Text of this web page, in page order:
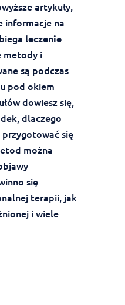
artykuły,
informacje na
leczenie
metody i
są podczas
pod okiem
dowiesz się,
dlaczego
się
można
się
terapii, jak
i wiele